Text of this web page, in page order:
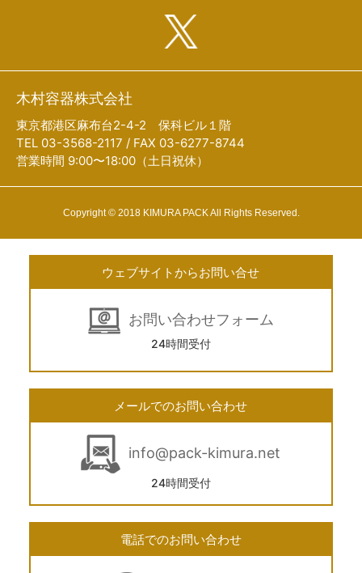
木村容器株式会社
東京都港区麻布台2-4-2 保科ビル１階
TEL 03-3568-2117 / FAX 03-6277-8744
営業時間 9:00〜18:00（土日祝休）
Copyright © 2018 KIMURA PACK All Rights Reserved.
ウェブサイトからお問い合せ
お問い合わせフォーム
24時間受付
メールでのお問い合わせ
info@pack-kimura.net
24時間受付
電話でのお問い合わせ